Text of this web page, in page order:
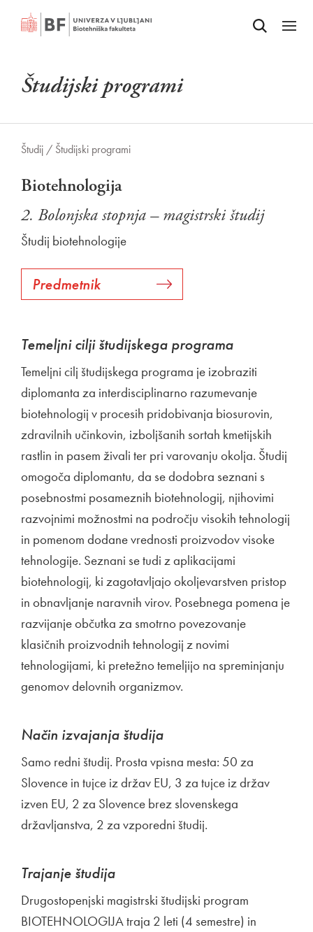
Odpri iskalnik
Odpri
Študijski programi
Študij / Študijski programi
Biotehnologija
2. Bolonjska stopnja – magistrski študij
Študij biotehnologije
Predmetnik
Temeljni cilji študijskega programa
Temeljni cilj študijskega programa je izobraziti
diplomanta za interdisciplinarno razumevanje
biotehnologij v procesih pridobivanja biosurovin,
zdravilnih učinkovin, izboljšanih sortah kmetijskih
rastlin in pasem živali ter pri varovanju okolja. Študij
omogoča diplomantu, da se dodobra seznani s
posebnostmi posameznih biotehnologij, njihovimi
razvojnimi možnostmi na področju visokih tehnologij
in pomenom dodane vrednosti proizvodov visoke
tehnologije. Seznani se tudi z aplikacijami
biotehnologij, ki zagotavljajo okoljevarstven pristop
in obnavljanje naravnih virov. Posebnega pomena je
razvijanje občutka za smotrno povezovanje
klasičnih proizvodnih tehnologij z novimi
tehnologijami, ki pretežno temeljijo na spreminjanju
genomov delovnih organizmov.
Način izvajanja študija
Samo redni študij. Prosta vpisna mesta: 50 za
Slovence in tujce iz držav EU, 3 za tujce iz držav
izven EU, 2 za Slovence brez slovenskega
državljanstva, 2 za vzporedni študij.
Trajanje študija
Drugostopenjski magistrski študijski program
BIOTEHNOLOGIJA traja 2 leti (4 semestre) in